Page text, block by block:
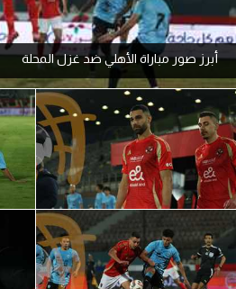
ركن الألعاب
بطولات
أمريكا 2026
الدوري المصري
الدوري الإنجليزي الممتاز
الدوري الإسباني
الدوري الإيطالي
أبرز صور مباراة الأهلي ضد غزل المحلة